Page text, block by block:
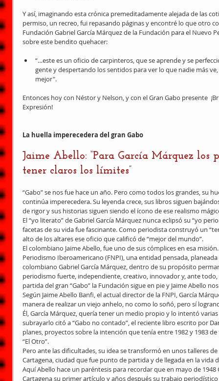
Y así, imaginando esta crónica premeditadamente alejada de las
permiso, un recreo, fui repasando páginas y encontré lo que otro
Fundación Gabriel García Márquez de la Fundación para el Nuevo
sobre este bendito quehacer:
“…este es un oficio de carpinteros, que se aprende y se
gente y despertando los sentidos para ver lo que nadie más
mejor".
Entonces hoy con Néstor y Nelson, y con el Gran Gabo presente
Expresión!
La huella imperecedera del gran Gabo
Jaime Abello: “Para García Márquez los
tener claros los límites”
“Gabo” se nos fue hace un año. Pero como todos los grandes, su
continúa imperecedera. Su leyenda crece, sus libros siguen
de rigor y sus historias siguen siendo el ícono de ese realismo
El “yo literato” de Gabriel García Márquez nunca eclipsó su “yo
facetas de su vida fue fascinante. Como periodista construyó un
alto de los altares ese oficio que calificó de “mejor del mundo”.
El colombiano Jaime Abello, fue uno de sus cómplices en esa
Periodismo Iberoamericano (FNPI), una entidad pensada,
colombiano Gabriel García Márquez, dentro de su propósito
periodismo fuerte, independiente, creativo, innovador y, ante
partida del gran “Gabo” la Fundación sigue en pie y Jaime Abello
Según Jaime Abello Banfi, el actual director de la FNPI, García
manera de realizar un viejo anhelo, no como lo soñó, pero sí
Él, García Márquez, quería tener un medio propio y lo intentó
subrayarlo citó a “Gabo no contado”, el reciente libro escrito por
planes, proyectos sobre la intención que tenía entre 1982 y 1983
“El Otro”.
Pero ante las dificultades, su idea se transformó en unos talleres
Cartagena, ciudad que fue punto de partida y de llegada en la vida
Aquí Abello hace un paréntesis para recordar que en mayo de
Cartagena su primer artículo y años después su trabajo